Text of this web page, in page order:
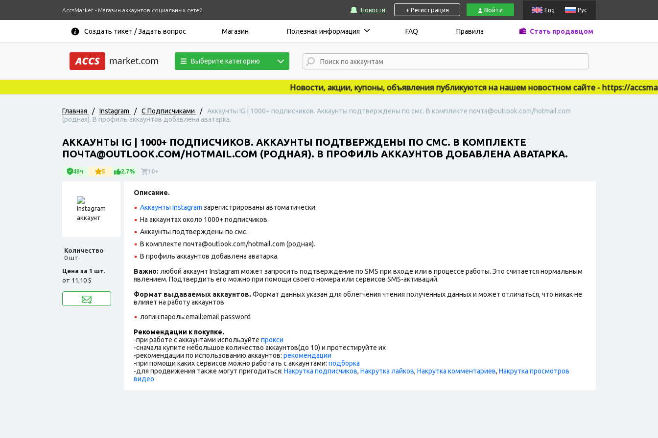
AccsMarket - Магазин аккаунтов социальных сетей Новости + Регистрация Войти Eng Рус
Создать тикет / Задать вопрос Магазин Полезная информация FAQ Правила Стать продавцом
Выберите категорию
Новости, акции, купоны, объявления публикуются на нашем новостном сайте - https://
Главная / Instagram / С Подписчиками /
Аккаунты IG | 1000+ подписчиков. Аккаунты подтверждены по смс. В комплекте почта@outlook.com/hotmail.com
(родная). В профиль аккаунтов добавлена аватарка.
АККАУНТЫ IG | 1000+ ПОДПИСЧИКОВ. АККАУНТЫ ПОДТВЕРЖДЕНЫ ПО СМС. В КОМПЛЕКТЕ
ПОЧТА@OUTLOOK.COM/HOTMAIL.COM (РОДНАЯ). В ПРОФИЛЬ АККАУНТОВ ДОБАВЛЕНА АВАТАРКА.
48ч 5 2.7% 10+
Количество
0 шт.
Цена за 1 шт.
от 11,10 $
Описание.
Аккаунты Instagram зарегистрированы автоматически.
На аккаунтах около 1000+ подписчиков.
Аккаунты подтверждены по смс.
В комплекте почта@outlook.com/hotmail.com (родная).
В профиль аккаунтов добавлена аватарка.
Важно: любой аккаунт Instagram может запросить подтверждение по SMS при входе или в процессе работы. Это считается нормальным
явлением. Подтвердить его можно при помощи своего номера или сервисов SMS-активаций.
Формат выдаваемых аккаунтов. Формат данных указан для облегчения чтения полученных данных и может отличаться, что никак не
влияет на работу аккаунтов
логин:пароль:email:email password
Рекомендации к покупке.
-при работе с аккаунтами используйте прокси
-сначала купите небольшое количество аккаунтов(до 10) и протестируйте их
-рекомендации по использованию аккаунтов: рекомендации
-при помощи каких сервисов можно работать с аккаунтами: подборка
-для продвижения также могут пригодиться: Накрутка подписчиков, Накрутка лайков, Накрутка комментариев, Накрутка просмотров
видео